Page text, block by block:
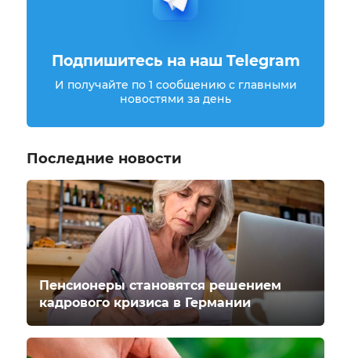
Подпишитесь на наш Telegram
И получайте по 1 сообщению с главными
новостями за день
Последние новости
Пенсионеры становятся решением
кадрового кризиса в Германии